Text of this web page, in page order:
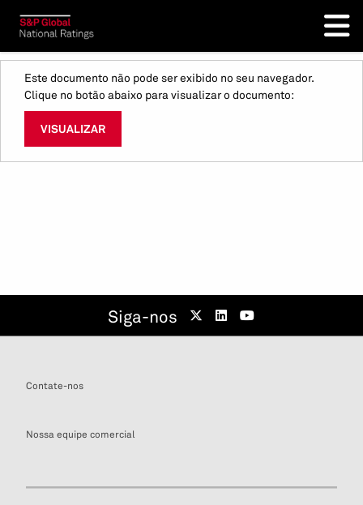
Este documento não pode ser exibido no seu navegador.
Clique no botão abaixo para visualizar o documento:
VISUALIZAR
Siga-nos
Contate-nos
Nossa equipe comercial